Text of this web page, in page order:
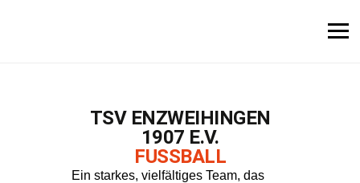
Turnen & Fitness
TSV ENZWEIHINGEN
1907 E.V.
FUSSBALL
Ein starkes, vielfältiges Team, das